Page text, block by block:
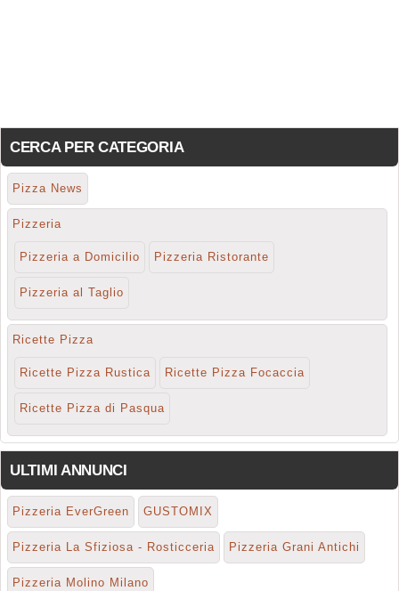
CERCA PER CATEGORIA
Pizza News
Pizzeria
Pizzeria a Domicilio Pizzeria Ristorante
Pizzeria al Taglio
Ricette Pizza
Ricette Pizza Rustica Ricette Pizza Focaccia
Ricette Pizza di Pasqua
ULTIMI ANNUNCI
Pizzeria EverGreen GUSTOMIX
Pizzeria La Sfiziosa - Rosticceria Pizzeria Grani Antichi
Pizzeria Molino Milano